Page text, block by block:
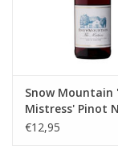
Snow Mountain
Mistress' Pinot
€12,95